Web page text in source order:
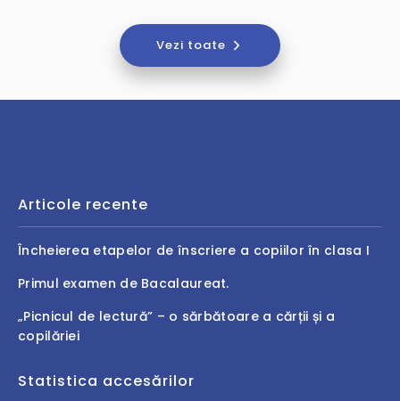
Vezi toate
Articole recente
Încheierea etapelor de înscriere a copiilor în clasa I
Primul examen de Bacalaureat.
„Picnicul de lectură” – o sărbătoare a cărții și a
copilăriei
Statistica accesărilor